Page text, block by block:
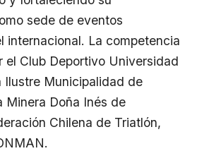
sede de eventos
internacional. La competencia
el Club Deportivo Universidad
Ilustre Municipalidad de
Minera Doña Inés de
Chilena de Triatlón,